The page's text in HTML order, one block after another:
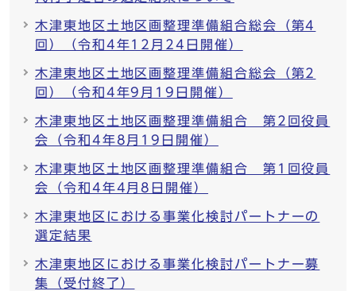
木津東地区土地区画整理準備組合総会（第4
回）（令和4年12月24日開催）
木津東地区土地区画整理準備組合総会（第2
回）（令和4年9月19日開催）
木津東地区土地区画整理準備組合 第2回役員
会（令和4年8月19日開催）
木津東地区土地区画整理準備組合 第1回役員
会（令和4年4月8日開催）
木津東地区における事業化検討パートナーの
選定結果
木津東地区における事業化検討パートナー募
集（受付終了）